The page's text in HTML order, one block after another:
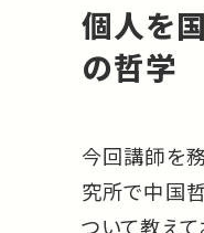
個人を
の哲学
今回講師を
究所で中国
ついて教え